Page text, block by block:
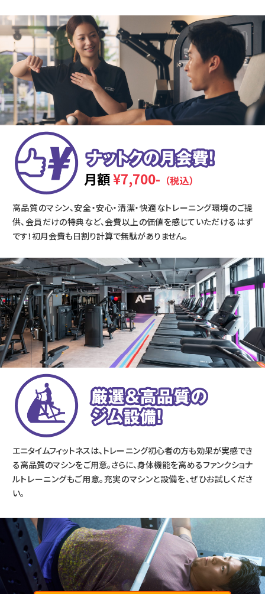
月額¥7,700- （税込）
高品質のマシン、安全・安心・清潔・快適なトレーニング環境のご提
供、会員だけの特典など、会費以上の価値を感じていただけるはず
です！初月会費も日割り計算で無駄がありません。
エニタイムフィットネスは、トレーニング初心者の方も効果が実感でき
る高品質のマシンをご用意。さらに、身体機能を高めるファンクショナ
ルトレーニングもご用意。充実のマシンと設備を、ぜひお試しくださ
い。